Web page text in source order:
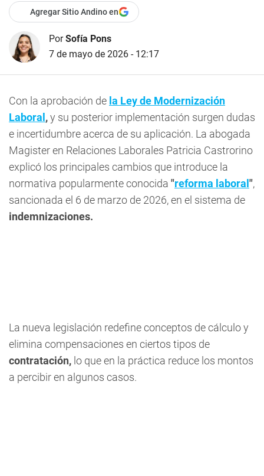
Agregar Sitio Andino en
PorSofía Pons
7 de mayo de 2026 - 12:17
Con la aprobación de la Ley de Modernización
Laboral,y su posterior implementación surgen dudas
e incertidumbre acerca de su aplicación. La abogada
Magister en Relaciones Laborales Patricia Castrorino
explicó los principales cambios que introduce la
normativa popularmente conocida "reforma laboral",
sancionada el 6 de marzo de 2026, en el sistema de
indemnizaciones.
La nueva legislación redefine conceptos de cálculo y
elimina compensaciones en ciertos tipos de
contratación, lo que en la práctica reduce los montos
a percibir en algunos casos.